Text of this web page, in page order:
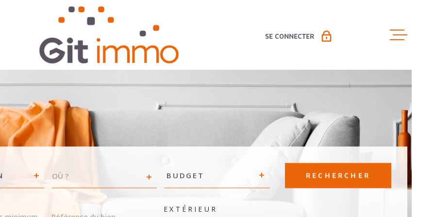
VENTES
LOCAUX
SE CONNECTER
ESPACE LOCATION PAP
ESPACE GESTION
BUDGET
RÉFÉRENCE
DU
EXTÉRIEUR
RECHERCHER